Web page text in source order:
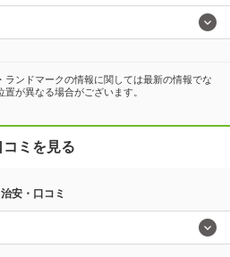
ンドマークの情報に関しては最新の情報でな
が異なる場合がございます。
ミを見る
安・口コミ